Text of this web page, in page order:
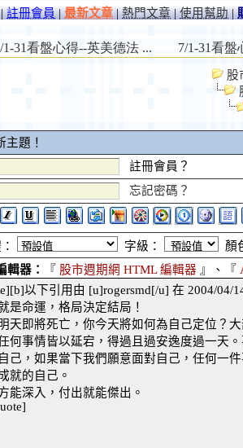
註冊會員|最新文章|熱門文章|使用幫助|
股
主題！
註冊會員？
忘記密碼？
字級：
顏
輯器： 『 股市週期網 HTML 編輯器 』、『